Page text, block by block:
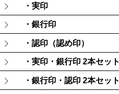
・実印
・銀行印
・認印（認め印）
・実印・銀行印 2本セット
・銀行印・認印 2本セット